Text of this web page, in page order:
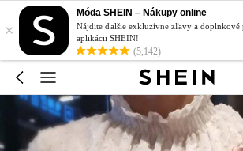
×
Móda SHEIN – Nákupy online
Nájdite ďalšie exkluzívne zľavy a
aplikácii SHEIN!
(5,142)